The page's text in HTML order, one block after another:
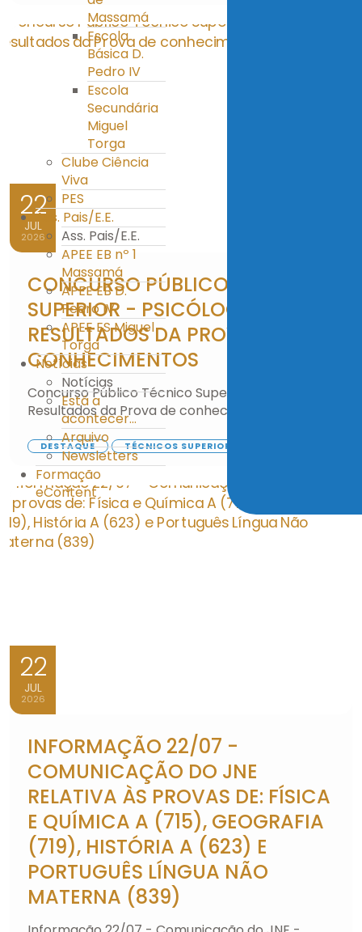
Massamá
Escola
Básica D.
Pedro IV
Escola
Secundária
Miguel
Torga
Clube Ciência
Viva
PES
Ass. Pais/E.E.
Ass. Pais/E.E.
APEE EB nº 1
Massamá
APEE EB D.
Pedro IV
APEE ES Miguel
Torga
Notícias
Notícias
Está a
acontecer...
Arquivo
Newsletters
Formação
eContent
22
JUL
2026
CONCURSO PÚBLICO TÉCNICO
SUPERIOR - PSICÓLOGO:
RESULTADOS DA PROVA DE
CONHECIMENTOS
Concurso Público Técnico Superior - Psicólogo:
Resultados da Prova de conhecimentos
DESTAQUE TÉCNICOS SUPERIORES
22
JUL
2026
INFORMAÇÃO 22/07 -
COMUNICAÇÃO DO JNE
RELATIVA ÀS PROVAS DE: FÍSICA
E QUÍMICA A (715), GEOGRAFIA
(719), HISTÓRIA A (623) E
PORTUGUÊS LÍNGUA NÃO
MATERNA (839)